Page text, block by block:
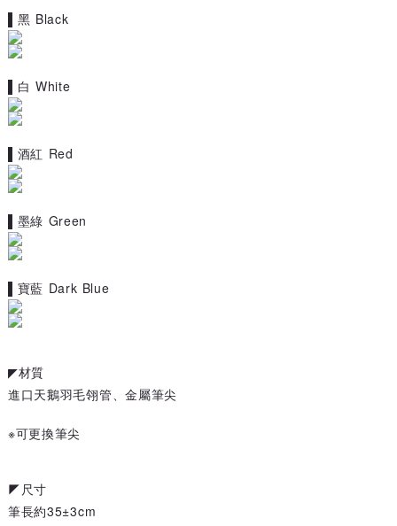
黑 Black
白 White
酒紅 Red
墨綠 Green
寶藍 Dark Blue
◤材質
進口天鵝羽毛翎管、金屬筆尖
※可更換筆尖
◤尺寸
筆長約35±3cm